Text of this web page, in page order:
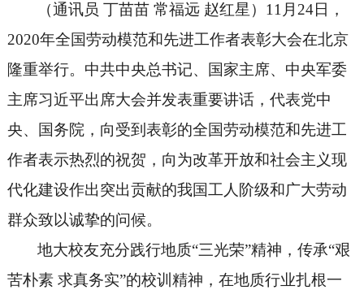
（通讯员 丁苗苗 常福远 赵红星） 11月24日，
2020年全国劳动模范和先进工作者表彰大会在北京
隆重举行。中共中央总书记、国家主席、中央军委
主席习近平出席大会并发表重要讲话，代表党中
央、国务院，向受到表彰的全国劳动模范和先进工
作者表示热烈的祝贺，向为改革开放和社会主义现
代化建设作出突出贡献的我国工人阶级和广大劳动
群众致以诚挚的问候。
地大校友充分践行地质“三光荣”精神，传承“艰
苦朴素 求真务实”的校训精神，在地质行业扎根一